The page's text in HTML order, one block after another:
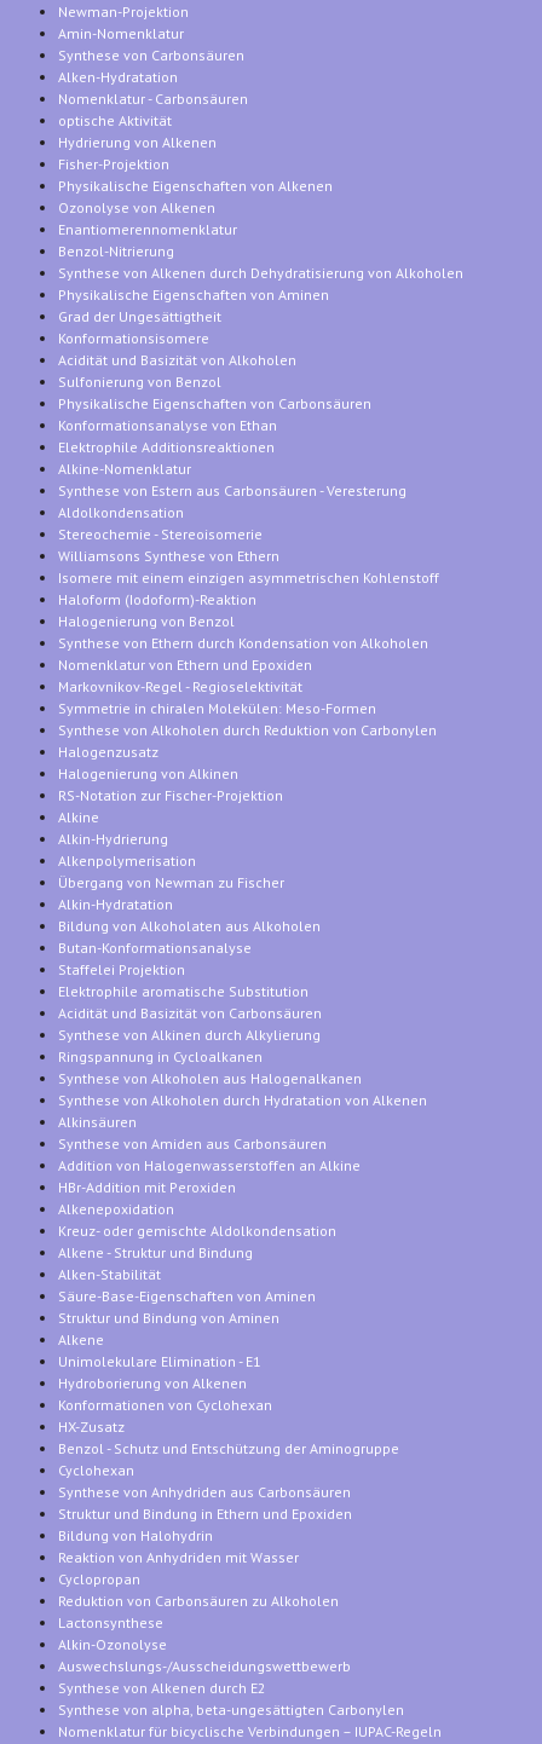
Newman-Projektion
Amin-Nomenklatur
Synthese von Carbonsäuren
Alken-Hydratation
Nomenklatur - Carbonsäuren
optische Aktivität
Hydrierung von Alkenen
Fisher-Projektion
Physikalische Eigenschaften von Alkenen
Ozonolyse von Alkenen
Enantiomerennomenklatur
Benzol-Nitrierung
Synthese von Alkenen durch Dehydratisierung von Alkoholen
Physikalische Eigenschaften von Aminen
Grad der Ungesättigtheit
Konformationsisomere
Acidität und Basizität von Alkoholen
Sulfonierung von Benzol
Physikalische Eigenschaften von Carbonsäuren
Konformationsanalyse von Ethan
Elektrophile Additionsreaktionen
Alkine-Nomenklatur
Synthese von Estern aus Carbonsäuren - Veresterung
Aldolkondensation
Stereochemie - Stereoisomerie
Williamsons Synthese von Ethern
Isomere mit einem einzigen asymmetrischen Kohlenstoff
Haloform (Iodoform)-Reaktion
Halogenierung von Benzol
Synthese von Ethern durch Kondensation von Alkoholen
Nomenklatur von Ethern und Epoxiden
Markovnikov-Regel - Regioselektivität
Symmetrie in chiralen Molekülen: Meso-Formen
Synthese von Alkoholen durch Reduktion von Carbonylen
Halogenzusatz
Halogenierung von Alkinen
RS-Notation zur Fischer-Projektion
Alkine
Alkin-Hydrierung
Alkenpolymerisation
Übergang von Newman zu Fischer
Alkin-Hydratation
Bildung von Alkoholaten aus Alkoholen
Butan-Konformationsanalyse
Staffelei Projektion
Elektrophile aromatische Substitution
Acidität und Basizität von Carbonsäuren
Synthese von Alkinen durch Alkylierung
Ringspannung in Cycloalkanen
Synthese von Alkoholen aus Halogenalkanen
Synthese von Alkoholen durch Hydratation von Alkenen
Alkinsäuren
Synthese von Amiden aus Carbonsäuren
Addition von Halogenwasserstoffen an Alkine
HBr-Addition mit Peroxiden
Alkenepoxidation
Kreuz- oder gemischte Aldolkondensation
Alkene - Struktur und Bindung
Alken-Stabilität
Säure-Base-Eigenschaften von Aminen
Struktur und Bindung von Aminen
Alkene
Unimolekulare Elimination - E1
Hydroborierung von Alkenen
Konformationen von Cyclohexan
HX-Zusatz
Benzol - Schutz und Entschützung der Aminogruppe
Cyclohexan
Synthese von Anhydriden aus Carbonsäuren
Struktur und Bindung in Ethern und Epoxiden
Bildung von Halohydrin
Reaktion von Anhydriden mit Wasser
Cyclopropan
Reduktion von Carbonsäuren zu Alkoholen
Lactonsynthese
Alkin-Ozonolyse
Auswechslungs-/Ausscheidungswettbewerb
Synthese von Alkenen durch E2
Synthese von alpha, beta-ungesättigten Carbonylen
Nomenklatur für bicyclische Verbindungen – IUPAC-Regeln